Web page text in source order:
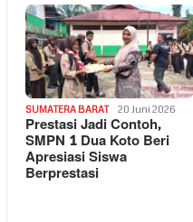
SUMATERA BARAT 20 Juni 2026
Prestasi Jadi Contoh,
SMPN 1 Dua Koto Beri
Apresiasi Siswa
Berprestasi